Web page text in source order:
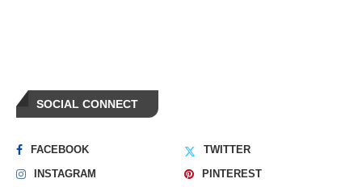
SOCIAL CONNECT
FACEBOOK
TWITTER
INSTAGRAM
PINTEREST